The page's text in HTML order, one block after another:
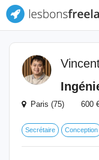
Paris (75) 600
Secrétaire Conception